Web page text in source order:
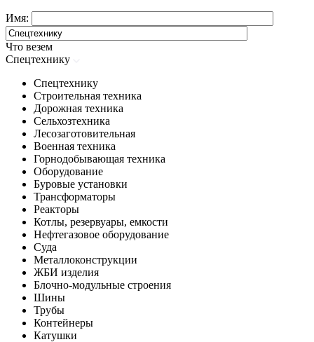
Имя:
Что везем
Спецтехнику
Спецтехнику
Строительная техника
Дорожная техника
Сельхозтехника
Лесозаготовительная
Военная техника
Горнодобывающая техника
Оборудование
Буровые установки
Трансформаторы
Реакторы
Котлы, резервуары, емкости
Нефтегазовое оборудование
Cуда
Металлоконструкции
ЖБИ изделия
Блочно-модульные строения
Шины
Трубы
Контейнеры
Катушки